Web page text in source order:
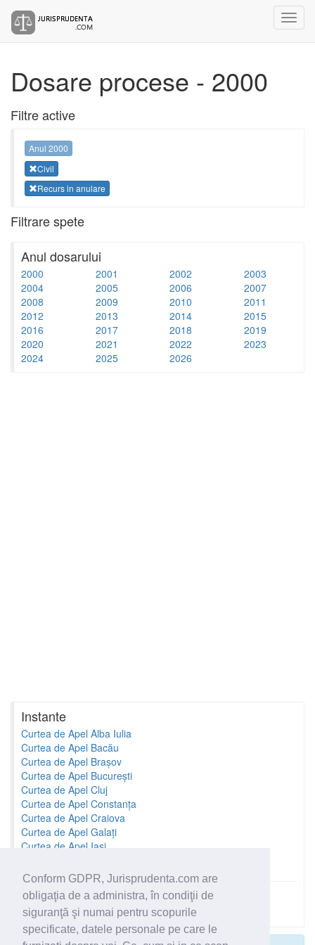
Conform GDPR, Jurisprudenta.com are
obligaţia de a administra, în condiţii de
siguranţă şi numai pentru scopurile
specificate, datele personale pe care le
Dosare procese - 2000
Filtre active
Anul 2000
Civil
Recurs in anulare
Filtrare spete
Anul dosarului
2000 2001 2002
2003
2004
2005 2006
2007
2008
2009 2010
2011
2012
2013 2014
2015
2016
2017 2018
2019
2020
2021 2022
2023
2024
2025 2026
Instante
Curtea de Apel Alba Iulia
Curtea de Apel Bacău
Curtea de Apel Brașov
Curtea de Apel București
Curtea de Apel Cluj
Curtea de Apel Constanța
Curtea de Apel Craiova
Curtea de Apel Galați
Curtea de Apel Iași
Toate instantele